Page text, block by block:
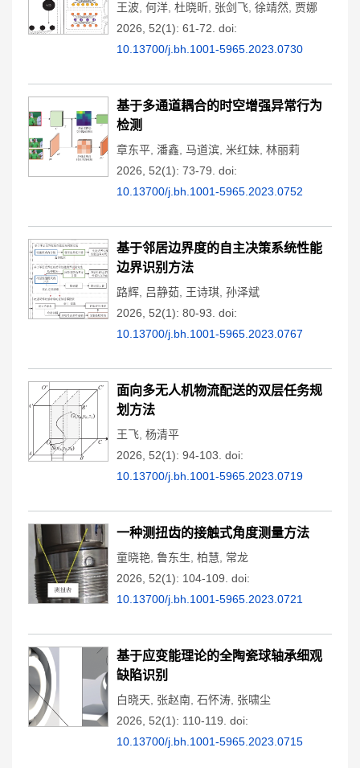
王波 何洋 杜晓昕 张剑飞 徐靖然 贾娜
2026, 52(1): 61-72. doi:
10.13700/j.bh.1001-5965.2023.0730
基于多通道耦合的时空增强异常行为
检测
章东平 潘鑫 马道滨 米红妹 林丽莉
2026, 52(1): 73-79. doi:
10.13700/j.bh.1001-5965.2023.0752
基于邻居边界度的自主决策系统性能
边界识别方法
路辉 吕静茹 王诗琪 孙泽斌
2026, 52(1): 80-93. doi:
10.13700/j.bh.1001-5965.2023.0767
面向多无人机物流配送的双层任务规
划方法
王飞 杨清平
2026, 52(1): 94-103. doi:
10.13700/j.bh.1001-5965.2023.0719
一种测扭齿的接触式角度测量方法
童晓艳 鲁东生 柏慧
常龙
2026, 52(1): 104-109. doi:
10.13700/j.bh.1001-5965.2023.0721
基于应变能理论的全陶瓷球轴承细观
缺陷识别
白晓天 张赵南 石怀涛 张啸尘
2026, 52(1): 110-119. doi:
10.13700/j.bh.1001-5965.2023.0715